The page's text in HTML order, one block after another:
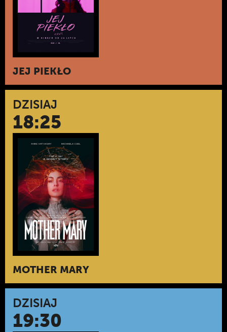
JEJ PIEKŁO
DZISIAJ
18:25
MOTHER MARY
DZISIAJ
19:30